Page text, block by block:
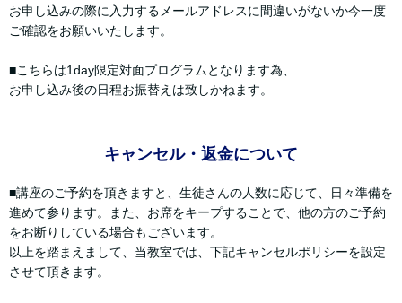
お申し込みの際に入力するメールアドレスに間違いがないか今一度
ご確認をお願いいたします。
■こちらは1day限定対面プログラムとなります為、
お申し込み後の日程お振替えは致しかねます。
キャンセル・返金について
■講座のご予約を頂きますと、生徒さんの人数に応じて、日々準備を
進めて参ります。また、お席をキープすることで、他の方のご予約
をお断りしている場合もございます。
以上を踏まえまして、当教室では、下記キャンセルポリシーを設定
させて頂きます。